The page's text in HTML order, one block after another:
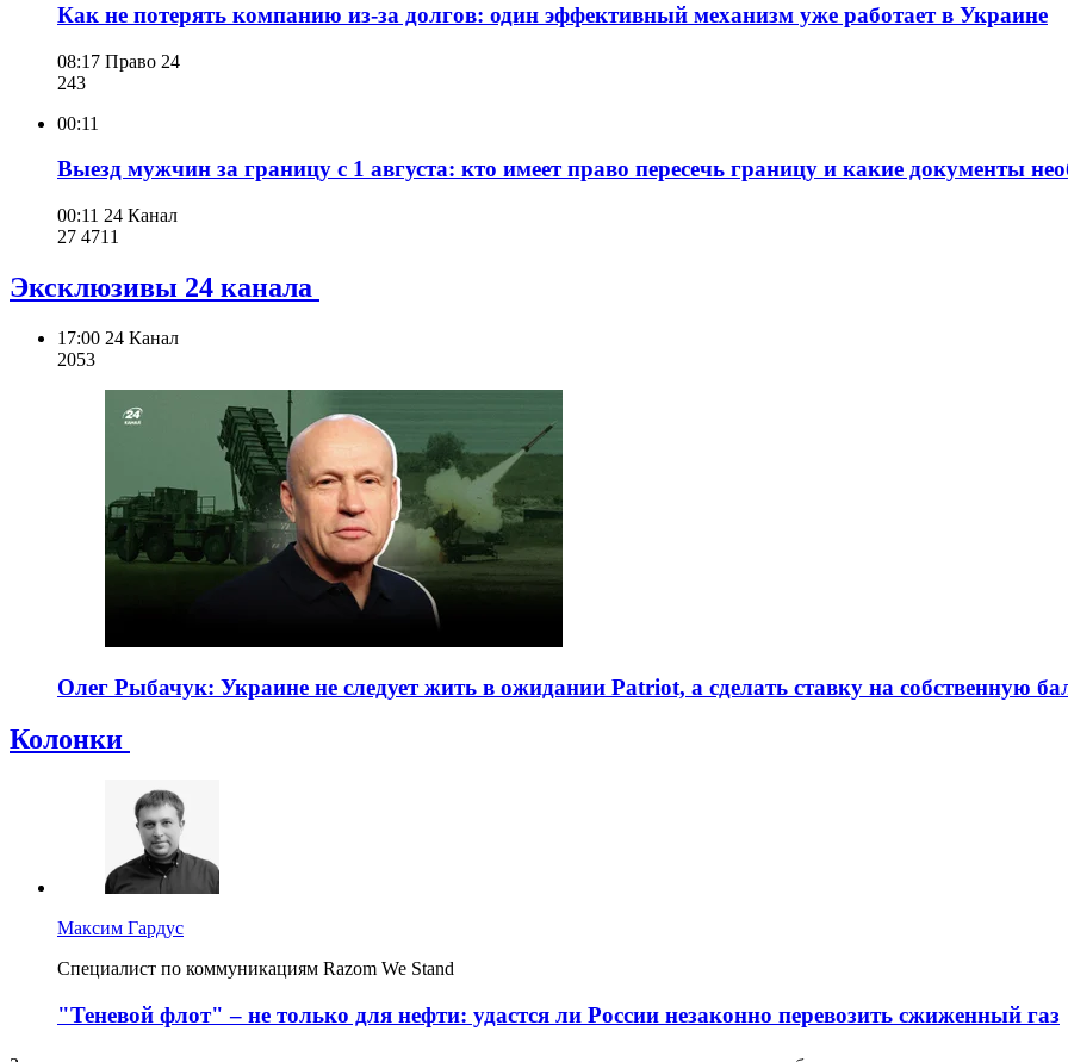
Как не потерять компанию из-за долгов: один эффективный механизм уже работает в Украине
08:17 Право 24
243
00:11
Выезд мужчин за границу с 1 августа: кто имеет право пересечь границу и какие документы
00:11 24 Канал
27 471 1
Эксклюзивы 24 канала
17:00 24 Канал
2053
Олег Рыбачук: Украине не следует жить в ожидании Patriot, а сделать ставку на собственную
Колонки
Максим Гардус
Специалист по коммуникациям Razom We Stand
"Теневой флот" – не только для нефти: удастся ли России незаконно перевозить сжиженный газ